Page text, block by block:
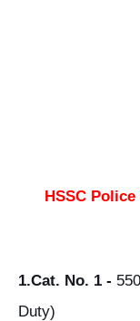
HSSC
1.Cat. No. 1 -
Duty)